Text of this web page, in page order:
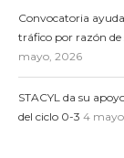
Convocatoria
tráfico por razón de
mayo, 2026
STACYL da su
del ciclo 0-3 4